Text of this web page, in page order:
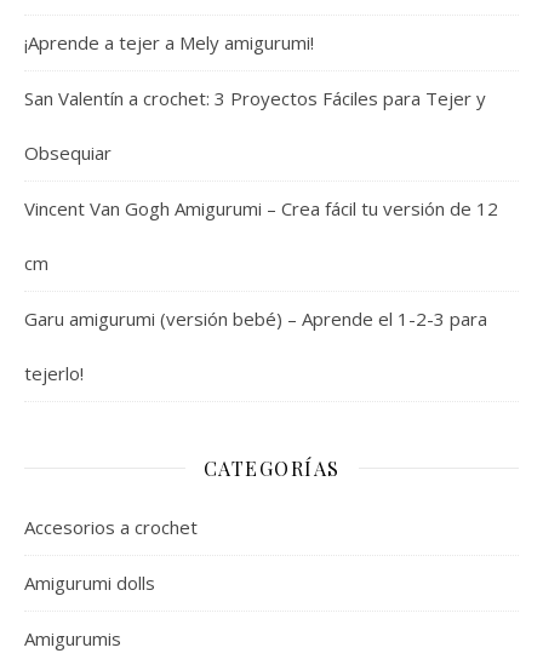
¡Aprende a tejer a Mely amigurumi!
San Valentín a crochet: 3 Proyectos Fáciles para Tejer y
Obsequiar
Vincent Van Gogh Amigurumi – Crea fácil tu versión de 12
cm
Garu amigurumi (versión bebé) – Aprende el 1-2-3 para
tejerlo!
CATEGORÍAS
Accesorios a crochet
Amigurumi dolls
Amigurumis